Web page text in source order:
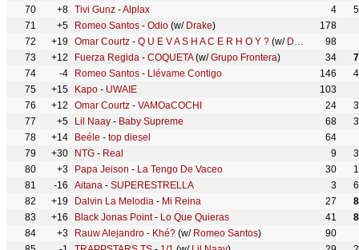
70
+8 Tivi Gunz -Alplax 4
71
+5 Romeo Santos - Odio (w/ Drake)
178
72
+19 Omar Courtz - Q U E V A S H A C E R H O Y ? (w/ De La Rose
98
73
+12 Fuerza Regida - COQUETA(w/Grupo Frontera) 34
74
-4 Romeo Santos - Llévame Contigo 146
75
+15 Kapo - UWAIE
103
76
+12 Omar Courtz - VAMOaCOCHI 24
77
+5 Lil Naay - Baby Supreme 68
78
+14 Beéle - top diesel
64
79
+30 NTG - Real 9
80
+3 Papa Jeison - La Tengo De Vaceo 30
81
-16 Aitana - SUPERESTRELLA 3
82
+19 Dalvin La Melodia - Mi Reina 27
83
+16 Black Jonas Point- Lo Que Quieras 41
84
+3 Rauw Alejandro - Khé? (w/ Romeo Santos)
90